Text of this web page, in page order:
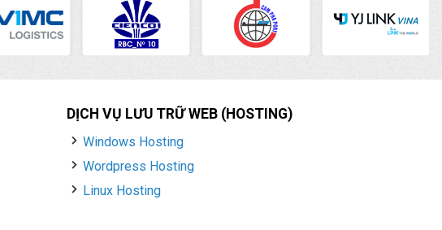
DỊCH VỤ LƯU TRỮ WEB (HOSTING)
Windows Hosting
Wordpress Hosting
Linux Hosting